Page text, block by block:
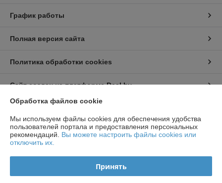
График работы
Полная версия сайта
Политика обработки cookies
Сайт создан на платформе Deal.by
Информация для покупателя
Индивидуальный предприниматель:
ИП Чирак Артем Викторович
ул. Якубова 66-4-92
Обработка файлов cookie
Мы используем файлы cookies для обеспечения удобства
пользователей портала и предоставления персональных
рекомендаций. Вы можете настроить файлы cookies или
отключить их.
Принять